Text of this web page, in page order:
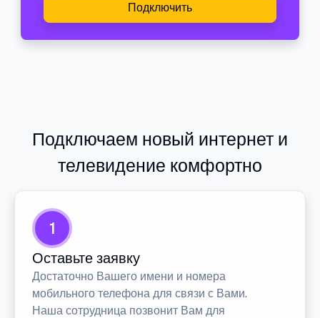
Подключить
Подключаем новый интернет и
телевидение комфортно
1
Оставьте заявку
Достаточно Вашего имени и номера
мобильного телефона для связи с Вами.
Наша сотрудница позвонит Вам для